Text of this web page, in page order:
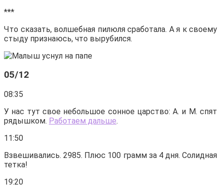
***
Что сказать, волшебная пилюля сработала. А я к своему
стыду признаюсь, что вырубился.
05/12
08:35
У нас тут свое небольшое сонное царство: А. и М. спят
рядышком. Работаем дальше.
11:50
Взвешивались. 2985. Плюс 100 грамм за 4 дня. Солидная
тетка!
19:20